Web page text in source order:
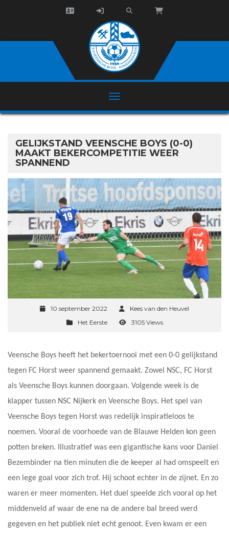
GELIJKSTAND VEENSCHE BOYS (0-0)
MAAKT BEKERCOMPETITIE WEER
SPANNEND
10 september 2022
Kees van den Heuvel
Het Eerste
3105 Views
Veensche Boys heeft het bekertoernooi met een 0-0 gelijkstand
tegen FC Horst weer spannend gemaakt. Zowel NSC, FC Horst
als Veensche Boys kunnen doorgaan. Volgende week is de
klapper tussen NSC Nijkerk en Veensche Boys. Het spel van
Veensche Boys tegen Horst was redelijk inspiratieloos te
noemen. Vooral de voorhoede van de Blauwe Helden kon geen
potten breken. Illustratief was een gigantische kans voor Daniel
Bezembinder na tien minuten die de keeper al had omspeelt en
een lege goal voor zich trof. Hij schoot echter in de zijnet. En zo
waren er meer momenten. Het duel speelde zich vooral op het
middenveld af waar de ene na de andere bal breed werd
gegeven en het publiek niet echt genoot. Even kwam er een